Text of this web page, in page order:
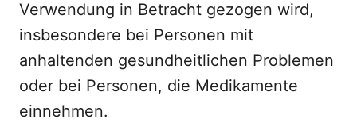
Verwendung in Betracht gezogen wird,
insbesondere bei Personen mit
anhaltenden gesundheitlichen Problemen
oder bei Personen, die Medikamente
einnehmen.